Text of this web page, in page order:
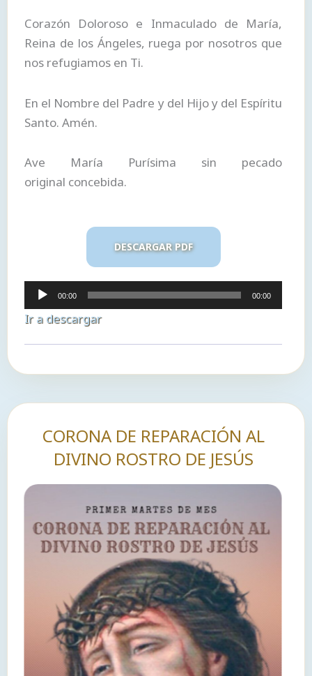
Corazón Doloroso e Inmaculado de María,
Reina de los Ángeles, ruega por nosotros que
nos refugiamos en Ti.
En el Nombre del Padre y del Hijo y del Espíritu
Santo. Amén.
Ave María Purísima sin pecado
original concebida.
DESCARGAR PDF
Reproductor
de
audio
00:00 00:00
Ir a descargar
CORONA DE REPARACIÓN AL
DIVINO ROSTRO DE JESÚS